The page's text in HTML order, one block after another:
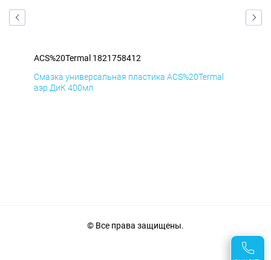
ACS%20Termal 1821758412
Смазка универсальная пластика ACS%20Termal
аэр ДиК 400мл
© Все права защищены.